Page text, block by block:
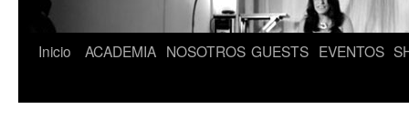
Inicio ACADEMIA NOSOTROS GUESTS EVENTOS